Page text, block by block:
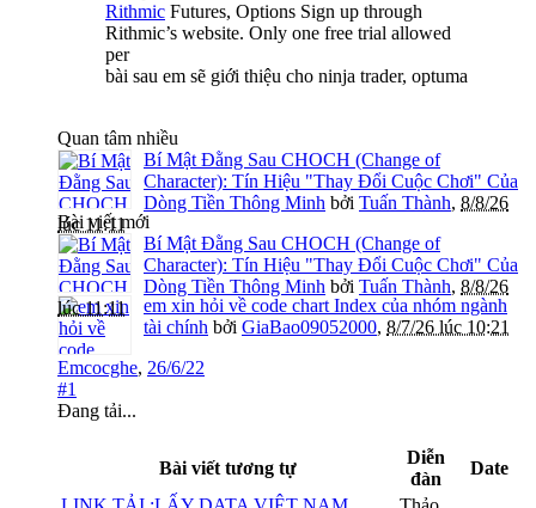
Rithmic Futures, Options Sign up through
Rithmic’s website. Only one free trial allowed
per
bài sau em sẽ giới thiệu cho ninja trader, optuma
Quan tâm nhiều
Bí Mật Đằng Sau CHOCH (Change of
Character): Tín Hiệu "Thay Đổi Cuộc Chơi" Của
Dòng Tiền Thông Minh bởi Tuấn Thành, 8/8/26
lúc 11:11
Bài viết mới
Bí Mật Đằng Sau CHOCH (Change of
Character): Tín Hiệu "Thay Đổi Cuộc Chơi" Của
Dòng Tiền Thông Minh bởi Tuấn Thành, 8/8/26
lúc 11:11
em xin hỏi về code chart Index của nhóm ngành
tài chính bởi GiaBao09052000, 8/7/26 lúc 10:21
Emcocghe, 26/6/22
#1
Đang tải...
Bài viết tương tự
Diễn
đàn
Date